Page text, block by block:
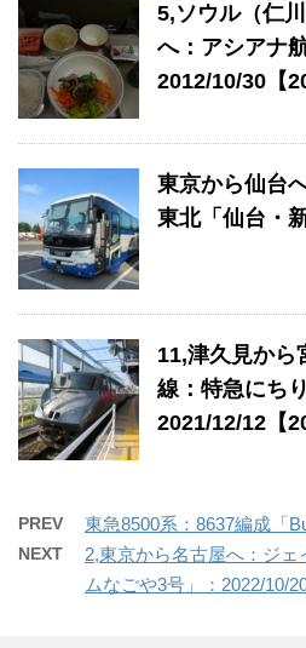
5,ソウル（仁
へ：アシアナ
2012/10/30【
東京から仙台
東北「仙台・
11,津久見から
線：特急にち
2021/12/12【
PREV 東急8500系：8637編成「
NEXT
2,東京から名古屋へ：ジ
ムなごや3号」：2022/10/